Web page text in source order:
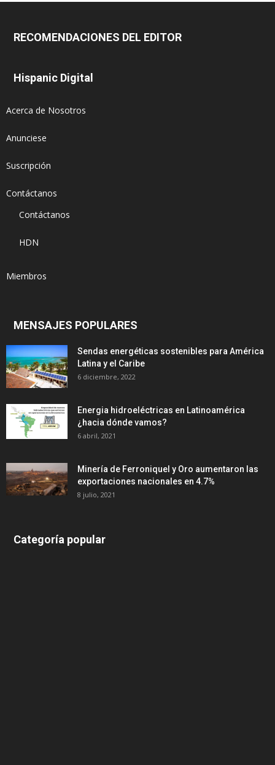
RECOMENDACIONES DEL EDITOR
Hispanic Digital
Acerca de Nosotros
Anunciese
Suscripción
Contáctanos
Contáctanos
HDN
Miembros
MENSAJES POPULARES
Sendas energéticas sostenibles para América
Latina y el Caribe
6 diciembre, 2022
Energia hidroeléctricas en Latinoamérica
¿hacia dónde vamos?
6 abril, 2021
Minería de Ferroniquel y Oro aumentaron las
exportaciones nacionales en 4.7%
8 julio, 2021
Categoría popular